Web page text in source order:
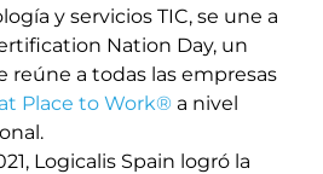
y servicios TIC, se une a
Nation Day, un
a todas las empresas
Place to Work® a nivel
Logicalis Spain logró la